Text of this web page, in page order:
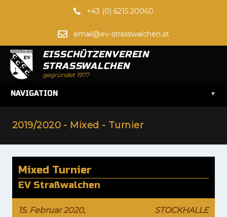
+43 (0) 6215 20060
email@ev-strasswalchen.at
EISSCHÜTZENVEREIN
STRASSWALCHEN
gegründet 1977
NAVIGATION ▾
2019/2020 - Mixed - Turnier
Mixed Turnier
EV Straßwalchen
15. Februar 2020,
STOCKHALLE